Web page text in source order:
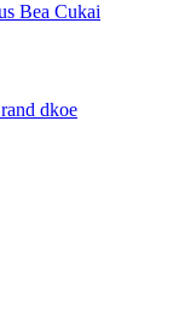
Bea Cukai
dkoe